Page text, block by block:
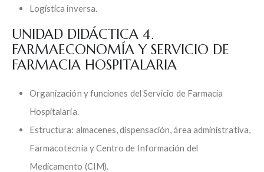
Logística inversa.
UNIDAD DIDÁCTICA 4.
FARMAECONOMÍA Y SERVICIO DE
FARMACIA HOSPITALARIA
Organización y funciones del Servicio de Farmacia
Hospitalaria.
Estructura: almacenes, dispensación, área administrativa,
Farmacotecnia y Centro de Información del
Medicamento (CIM).